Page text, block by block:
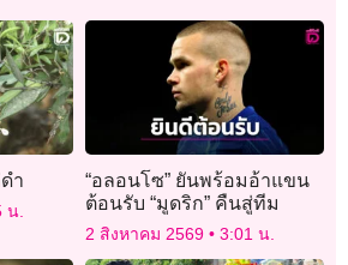
ำ
น.
“อลอนโซ” ยันพร้อมอ้าแขน
ต้อนรับ “มูดริก” คืนสู่ทีม
2 สิงหาคม 2569 3:01 น.